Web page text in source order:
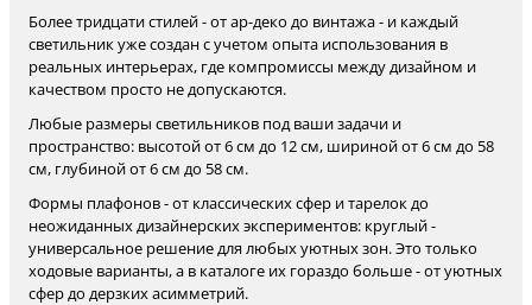
Более тридцати стилей - от ар-деко до винтажа - и каждый
светильник уже создан с учетом опыта использования в
реальных интерьерах, где компромиссы между дизайном и
качеством просто не допускаются.
Любые размеры светильников под ваши задачи и
пространство: высотой от 6 см до 12 см, шириной от 6 см до 58
см, глубиной от 6 см до 58 см.
Формы плафонов - от классических сфер и тарелок до
неожиданных дизайнерских экспериментов: круглый -
универсальное решение для любых уютных зон. Это только
ходовые варианты, а в каталоге их гораздо больше - от уютных
сфер до дерзких асимметрий.